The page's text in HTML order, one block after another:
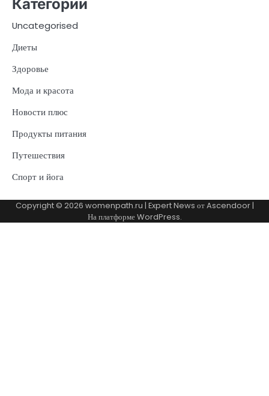
Категории
Uncategorised
Диеты
Здоровье
Мода и красота
Новости плюс
Продукты питания
Путешествия
Спорт и йога
Copyright © 2026 womenpath.ru | Expert News отAscendoor|
На платформеWordPress.